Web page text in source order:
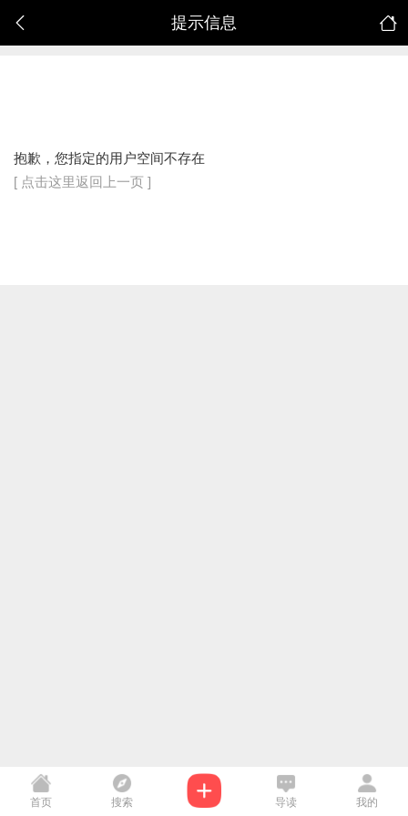
提示信息
抱歉，您指定的用户空间不存在
[ 点击这里返回上一页 ]
首页 搜索 导读 我的